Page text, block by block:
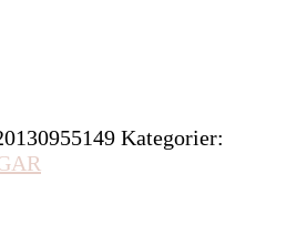
Kategorier: